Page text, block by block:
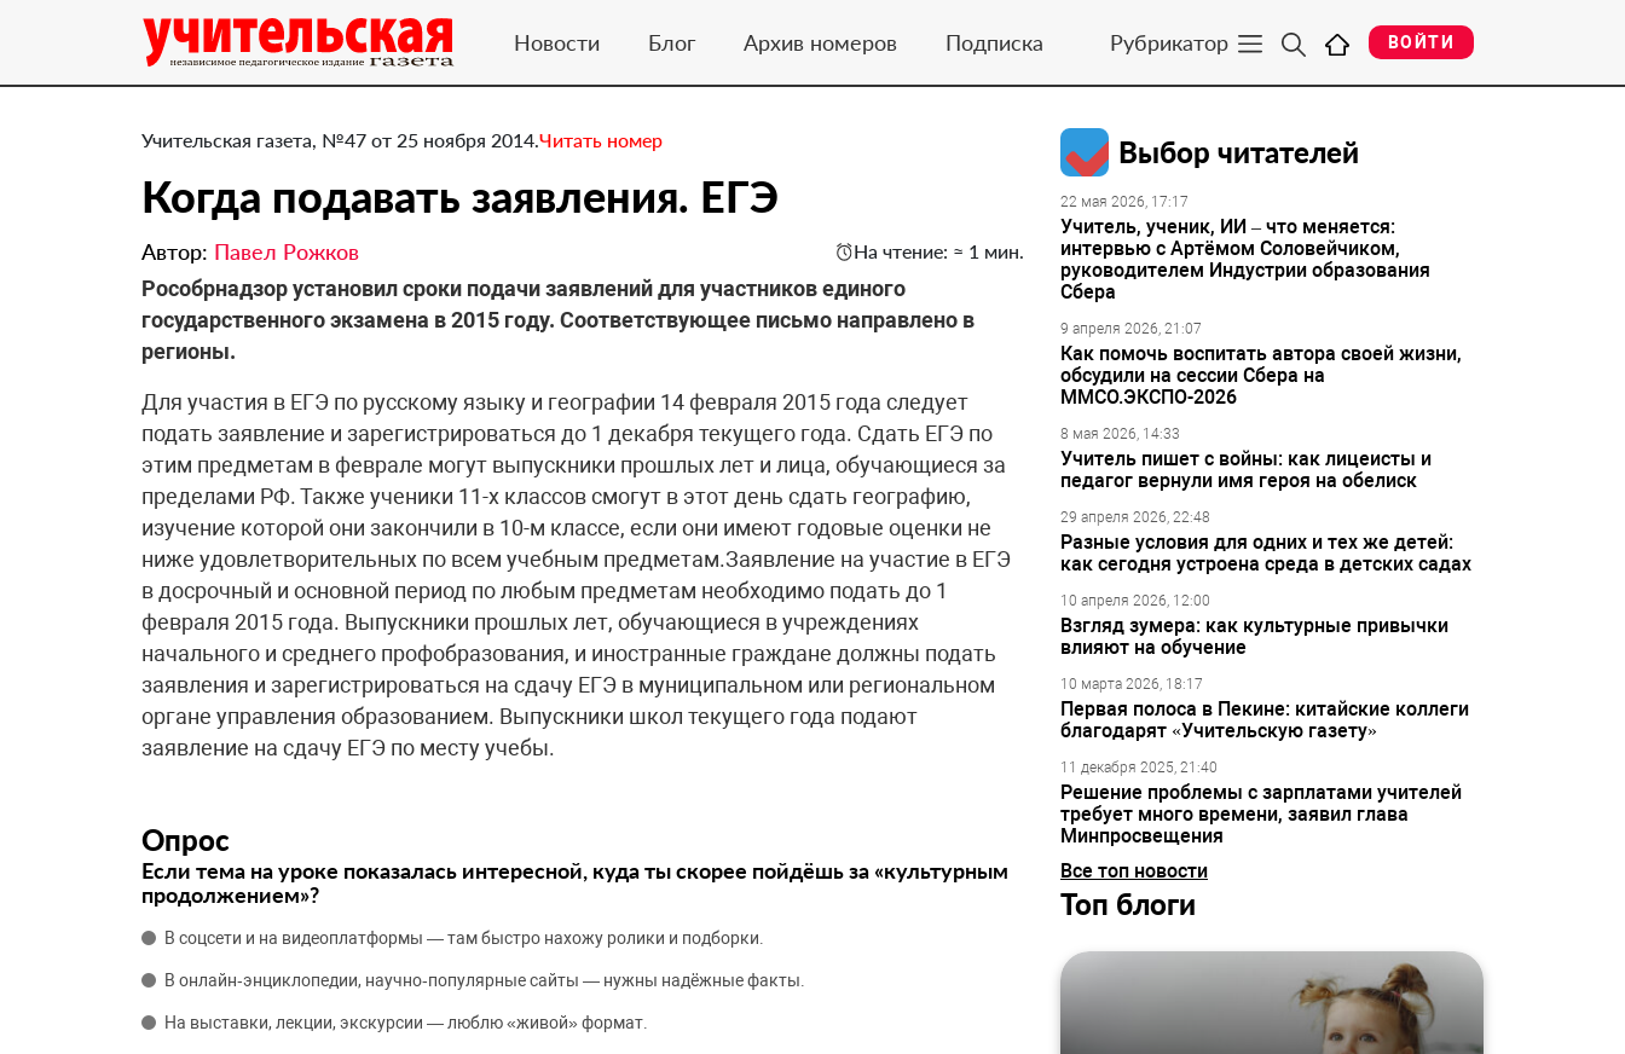
Новости Блог Архив номеров Подписка Рубрикатор ВОЙТИ
Учительская газета, №47 от 25 ноября 2014.Читать номер
Когда подавать заявления. ​ЕГЭ
Автор: Павел Рожков На чтение: ≈ 1 мин.
Рособрнадзор установил сроки подачи заявлений для участников единого
государственного экзамена в 2015 году. Соответствующее письмо направлено в
регионы.
Для участия в ЕГЭ по русскому языку и географии 14 февраля 2015 года следует
подать заявление и зарегистрироваться до 1 декабря текущего года. Сдать ЕГЭ по
этим предметам в феврале могут выпускники прошлых лет и лица, обучающиеся за
пределами РФ. Также ученики 11-х классов смогут в этот день сдать географию,
изучение которой они закончили в 10-м классе, если они имеют годовые оценки не
ниже удовлетворительных по всем учебным предметам.Заявление на участие в ЕГЭ
в досрочный и основной период по любым предметам необходимо подать до 1
февраля 2015 года. Выпускники прошлых лет, обучающиеся в учреждениях
начального и среднего профобразования, и иностранные граждане должны подать
заявления и зарегистрироваться на сдачу ЕГЭ в муниципальном или региональном
органе управления образованием. Выпускники школ текущего года подают
заявление на сдачу ЕГЭ по месту учебы.
Опрос
Если тема на уроке показалась интересной, куда ты скорее пойдёшь за «культурным
продолжением»?
В соцсети и на видеоплатформы — там быстро нахожу ролики и подборки.
В онлайн‑энциклопедии, научно‑популярные сайты — нужны надёжные факты.
На выставки, лекции, экскурсии — люблю «живой» формат.
Выбор читателей
22 мая 2026, 17:17
Учитель, ученик, ИИ – что меняется:
интервью с Артёмом Соловейчиком,
руководителем Индустрии образования
Сбера
9 апреля 2026, 21:07
Как помочь воспитать автора своей жизни,
обсудили на сессии Сбера на
ММСО.ЭКСПО-2026
8 мая 2026, 14:33
Учитель пишет с войны: как лицеисты и
педагог вернули имя героя на обелиск
29 апреля 2026, 22:48
Разные условия для одних и тех же детей:
как сегодня устроена среда в детских садах
10 апреля 2026, 12:00
Взгляд зумера: как культурные привычки
влияют на обучение
10 марта 2026, 18:17
Первая полоса в Пекине: китайские коллеги
благодарят «Учительскую газету»
11 декабря 2025, 21:40
Решение проблемы с зарплатами учителей
требует много времени, заявил глава
Минпросвещения
Все топ новости
Топ блоги